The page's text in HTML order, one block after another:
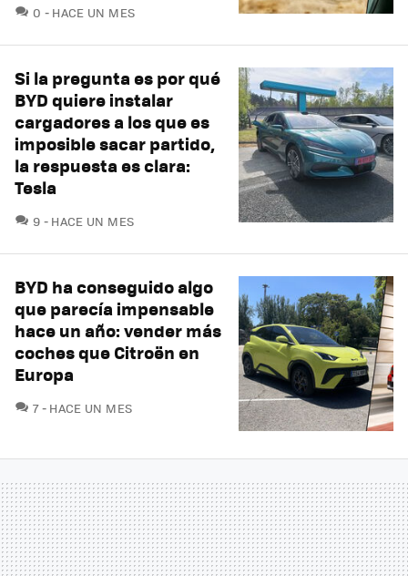
0 COMENTARIOS
HACE UN MES
Si la pregunta es por qué
BYD quiere instalar
cargadores a los que es
imposible sacar partido,
la respuesta es clara:
Tesla
9 COMENTARIOS
HACE UN MES
BYD ha conseguido algo
que parecía impensable
hace un año: vender más
coches que Citroën en
Europa
7COMENTARIOS
HACE UN MES